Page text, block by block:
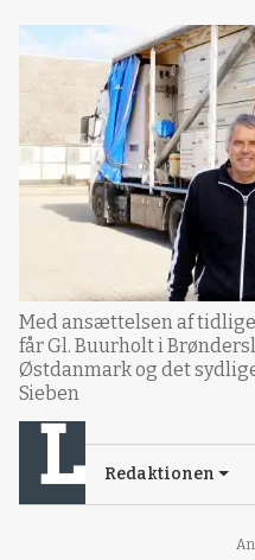
Med ansættelsen af
får Gl. Buurholt i
Østdanmark og det
Sieben
Redaktionen